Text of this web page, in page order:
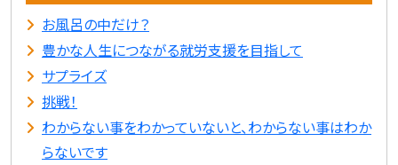
お風呂の中だけ？
豊かな人生につながる就労支援を目指して
サプライズ
挑戦！
わからない事をわかっていないと、わからない事はわか
らないです